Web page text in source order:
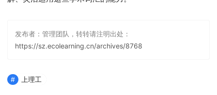
发布者：管理团队，转转请注明出处：
https://sz.ecolearning.cn/archives/8768
上理工